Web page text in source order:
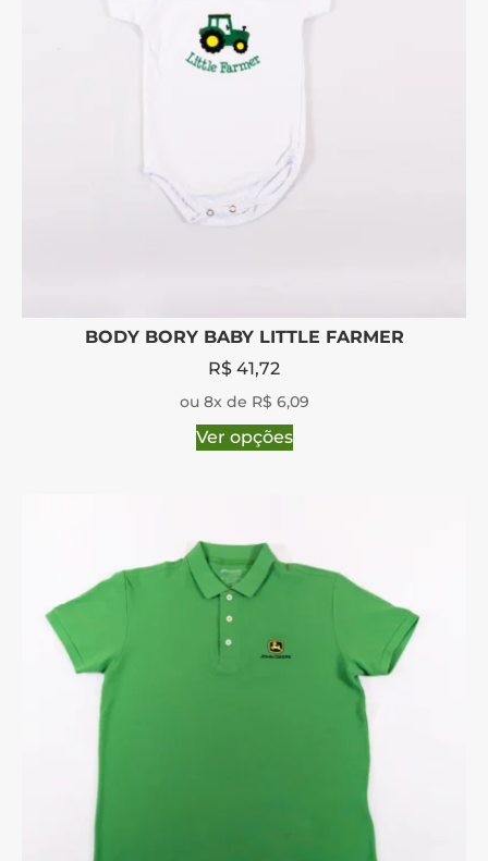
BODY BORY BABY LITTLE FARMER
R$ 41,72
ou 8x de R$ 6,09
Ver opções